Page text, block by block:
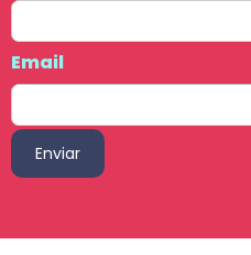
Email